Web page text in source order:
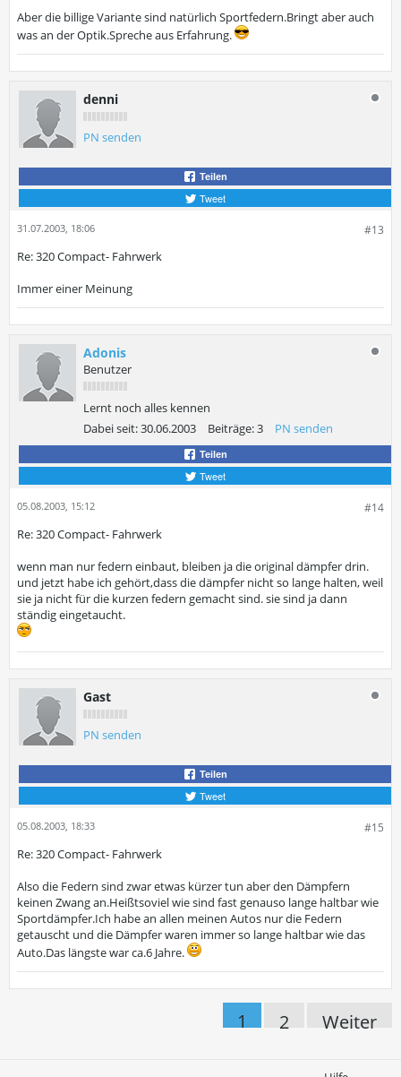
Aber die billige Variante sind natürlich Sportfedern.Bringt aber auch
was an der Optik.Spreche aus Erfahrung.
denni
PN senden
Teilen
Tweet
#13
31.07.2003, 18:06
Re: 320 Compact- Fahrwerk
Immer einer Meinung
Adonis
Benutzer
Lernt noch alles kennen
Dabei seit:30.06.2003 Beiträge:3 PN senden
Teilen
Tweet
#14
05.08.2003, 15:12
Re: 320 Compact- Fahrwerk
wenn man nur federn einbaut, bleiben ja die original dämpfer drin.
und jetzt habe ich gehört,dass die dämpfer nicht so lange halten, weil
sie ja nicht für die kurzen federn gemacht sind. sie sind ja dann
ständig eingetaucht.
Gast
PN senden
Teilen
Tweet
#15
05.08.2003, 18:33
Re: 320 Compact- Fahrwerk
Also die Federn sind zwar etwas kürzer tun aber den Dämpfern
keinen Zwang an.Heißtsoviel wie sind fast genauso lange haltbar wie
Sportdämpfer.Ich habe an allen meinen Autos nur die Federn
getauscht und die Dämpfer waren immer so lange haltbar wie das
Auto.Das längste war ca.6 Jahre.
1 2 Weiter